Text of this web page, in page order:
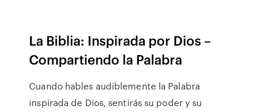
La Biblia: Inspirada por Dios –
Compartiendo la Palabra
Cuando hables audiblemente la Palabra
inspirada de Dios, sentirás su poder y su